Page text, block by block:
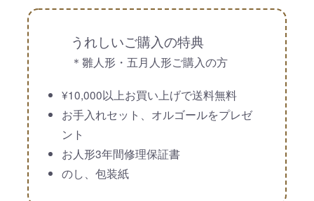
うれしいご購入の特典
＊雛人形・五月人形ご購入の方
¥10,000以上お買い上げで送料無料
お手入れセット、オルゴールをプレゼ
ント
お人形3年間修理保証書
のし、包装紙